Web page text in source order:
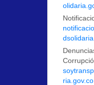
ria.gov.co